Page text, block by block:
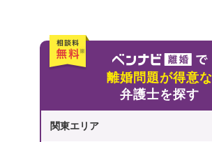
リスクが生じてもトラブルが発
に貯蓄をしておく
借入れ期間を長くして月々の
ことも検討する
住宅ローン（ペアローン）が残っ
離婚問題が得意な
弁護士を探す
関東エリア